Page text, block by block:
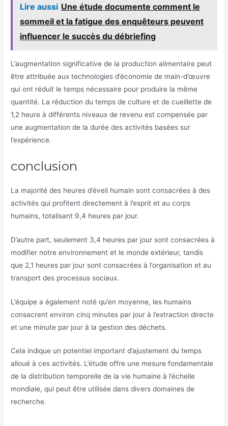
Lire aussi Une étude documente comment le
sommeil et la fatigue des enquêteurs peuvent
influencer le succès du débriefing
L’augmentation significative de la production alimentaire peut
être attribuée aux technologies d’économie de main-d’œuvre
qui ont réduit le temps nécessaire pour produire la même
quantité. La réduction du temps de culture et de cueillette de
1,2 heure à différents niveaux de revenu est compensée par
une augmentation de la durée des activités basées sur
l’expérience.
conclusion
La majorité des heures d’éveil humain sont consacrées à des
activités qui profitent directement à l’esprit et au corps
humains, totalisant 9,4 heures par jour.
D’autre part, seulement 3,4 heures par jour sont consacrées à
modifier notre environnement et le monde extérieur, tandis
que 2,1 heures par jour sont consacrées à l’organisation et au
transport des processus sociaux.
L’équipe a également noté qu’en moyenne, les humains
consacrent environ cinq minutes par jour à l’extraction directe
et une minute par jour à la gestion des déchets.
Cela indique un potentiel important d’ajustement du temps
alloué à ces activités. L’étude offre une mesure fondamentale
de la distribution temporelle de la vie humaine à l’échelle
mondiale, qui peut être utilisée dans divers domaines de
recherche.